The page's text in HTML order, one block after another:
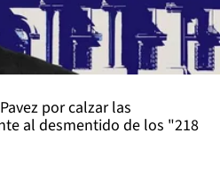
por calzar las
al desmentido de los "218